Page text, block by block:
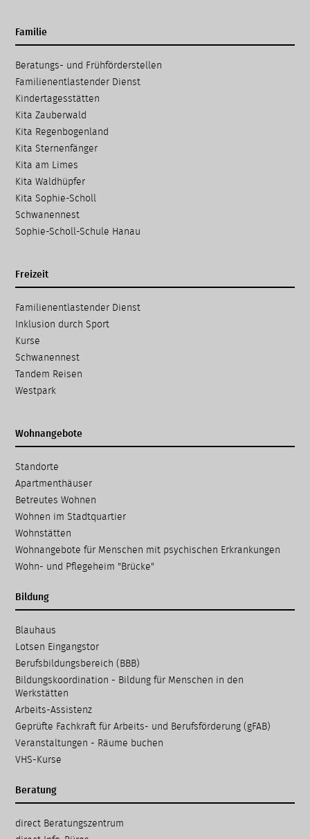
Familie
Navigation
überspringen
Beratungs- und Frühförder­stellen
Familien­entlastender Dienst
Kinder­tages­stätten
Kita Zauberwald
Kita Regenbogenland
Kita Sternenfänger
Kita am Limes
Kita Waldhüpfer
Kita Sophie-Scholl
Schwanennest
Sophie-Scholl-Schule Hanau
Freizeit
Navigation
überspringen
Familien­entlastender Dienst
Inklusion durch Sport
Kurse
Schwanennest
Tandem Reisen
Westpark
Wohnangebote
Navigation
überspringen
Standorte
Apartmenthäuser
Betreutes Wohnen
Wohnen im Stadtquartier
Wohnstätten
Wohnangebote für Menschen mit psychischen Erkrankungen
Wohn- und Pflegeheim "Brücke"
Bildung
Navigation
überspringen
Blauhaus
Lotsen Eingangstor
Berufsbildungsbereich (BBB)
Bildungskoordination - Bildung für Menschen in den
Werkstätten
Arbeits-Assistenz
Geprüfte Fachkraft für Arbeits- und Berufsförderung (gFAB)
Veranstaltungen - Räume buchen
VHS-Kurse
Beratung
Navigation
überspringen
direct Beratungs­zentrum